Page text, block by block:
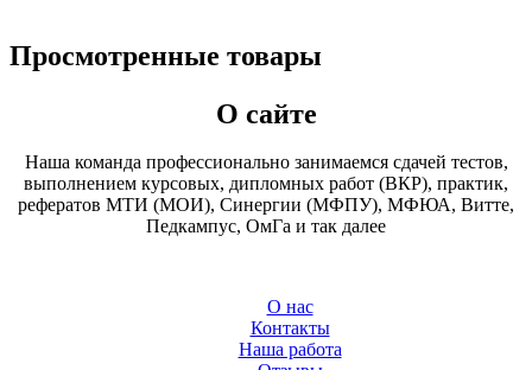
Просмотренные товары
О сайте
Наша команда профессионально занимаемся сдачей тестов,
выполнением курсовых, дипломных работ (ВКР), практик,
рефератов МТИ (МОИ), Синергии (МФПУ), МФЮА, Витте,
Педкампус, ОмГа и так далее
О нас
Контакты
Наша работа